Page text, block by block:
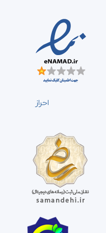
احراز